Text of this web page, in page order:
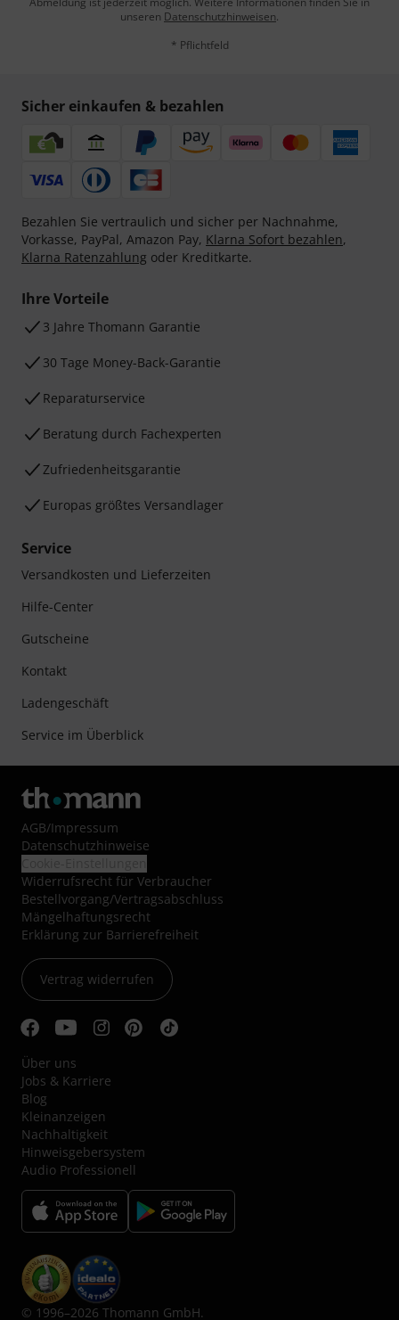
unseren Datenschutzhinweisen.
* Pflichtfeld
Sicher einkaufen & bezahlen
Bezahlen Sie vertraulich und sicher per Nachnahme,
Vorkasse, PayPal, Amazon Pay, Klarna Sofort bezahlen,
Klarna Ratenzahlung oder Kreditkarte.
Ihre Vorteile
3 Jahre Thomann Garantie
30 Tage Money-Back-Garantie
Reparaturservice
Beratung durch Fachexperten
Zufriedenheitsgarantie
Europas größtes Versandlager
Service
Versandkosten und Lieferzeiten
Hilfe-Center
Gutscheine
Kontakt
Ladengeschäft
Service im Überblick
AGB/Impressum
Datenschutzhinweise
Widerrufsrecht für Verbraucher
Bestellvorgang/Vertragsabschluss
Mängelhaftungsrecht
Erklärung zur Barrierefreiheit
Vertrag widerrufen
Über uns
Jobs & Karriere
Blog
Kleinanzeigen
Nachhaltigkeit
Hinweisgebersystem
Audio Professionell
© 1996–2026 Thomann GmbH.